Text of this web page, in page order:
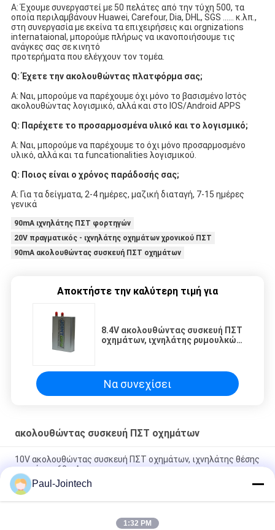
Α: Έχουμε συνεργαστεί με 50 πελάτες από την τύχη 500, τα
οποία περιλαμβάνουν Huawei, Carefour, Dia, DHL, SGS ...... κ.λπ.,
στη συνεργασία με εκείνα τα επιχειρήσεις και orgnizations
internataional, μπορούμε πλήρως να ικανοποιήσουμε τις
ανάγκες σας σε κινητό
προτερήματα που ελέγχουν τον τομέα.
Q: Έχετε την ακολουθώντας πλατφόρμα σας;
Α: Ναι, μπορούμε να παρέχουμε όχι μόνο το βασισμένο Ιστός
ακολουθώντας λογισμικό, αλλά και στο IOS/Android APPS
Q: Παρέχετε το προσαρμοσμένα υλικό και το λογισμικό;
Α: Ναι, μπορούμε να παρέχουμε το όχι μόνο προσαρμοσμένο
υλικό, αλλά και τα funcationalities λογισμικού.
Q: Ποιος είναι ο χρόνος παράδοσής σας;
Α: Για τα δείγματα, 2-4 ημέρες, μαζική διαταγή, 7-15 ημέρες
γενικά
90mA ιχνηλάτης ΠΣΤ φορτηγών
20V πραγματικός - ιχνηλάτης οχημάτων χρονικού ΠΣΤ
90mA ακολουθώντας συσκευή ΠΣΤ οχημάτων
Αποκτήστε την καλύτερη τιμή για
8.4V ακολουθώντας συσκευή ΠΣΤ
οχημάτων, ιχνηλάτης ρυμουλκών
Να συνεχίσει
ακολουθώντας συσκευή ΠΣΤ οχημάτων
10V ακολουθώντας συσκευή ΠΣΤ οχημάτων, ιχνηλάτης θέσης
οχημάτων 60mA
Μαγνητική ακολουθώντας συσκευή ΠΣΤ οχημάτων 20V 80mA
για το λογιστικό φορτηγό
Paul-Jointech
1:32 PM